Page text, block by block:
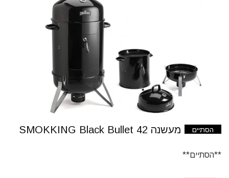
הסתיים מעשנה SMOKKING Black Bullet 42
**הסתיים**